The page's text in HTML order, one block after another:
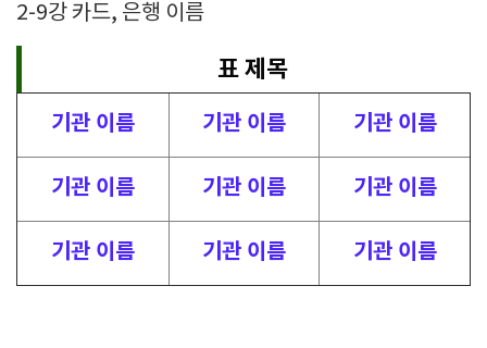
2-9강 카드, 은행 이름
표 제목
기관 이름 기관 이름 기관 이름
기관 이름 기관 이름 기관 이름
기관 이름 기관 이름 기관 이름